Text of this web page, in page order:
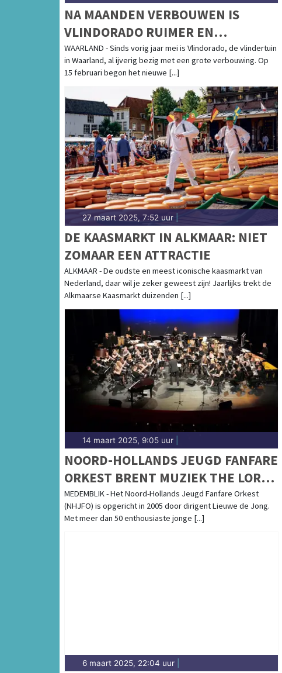
NA MAANDEN VERBOUWEN IS
VLINDORADO RUIMER EN
GROOTSER DAN OOIT
WAARLAND - Sinds vorig jaar mei is Vlindorado, de vlindertuin
in Waarland, al ijverig bezig met een grote verbouwing. Op
15 februari begon het nieuwe [...]
27 maart 2025, 7:52 uur
DE KAASMARKT IN ALKMAAR: NIET
ZOMAAR EEN ATTRACTIE
ALKMAAR - De oudste en meest iconische kaasmarkt van
Nederland, daar wil je zeker geweest zijn! Jaarlijks trekt de
Alkmaarse Kaasmarkt duizenden [...]
14 maart 2025, 9:05 uur
NOORD-HOLLANDS JEUGD FANFARE
ORKEST BRENT MUZIEK THE LORD
OF THE RINGS NAAR
BONIFACIUSKERK
MEDEMBLIK - Het Noord-Hollands Jeugd Fanfare Orkest
(NHJFO) is opgericht in 2005 door dirigent Lieuwe de Jong.
Met meer dan 50 enthousiaste jonge [...]
6 maart 2025, 22:04 uur